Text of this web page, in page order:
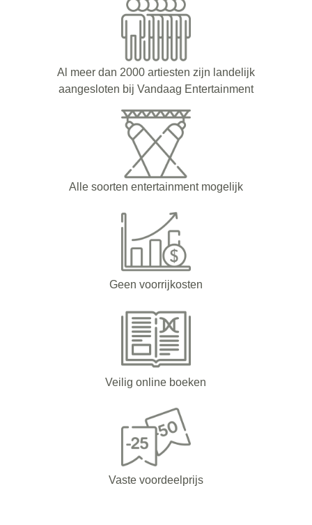
Al meer dan 2000 artiesten zijn landelijk
aangesloten bij Vandaag Entertainment
Alle soorten entertainment mogelijk
Geen voorrijkosten
Veilig online boeken
Vaste voordeelprijs